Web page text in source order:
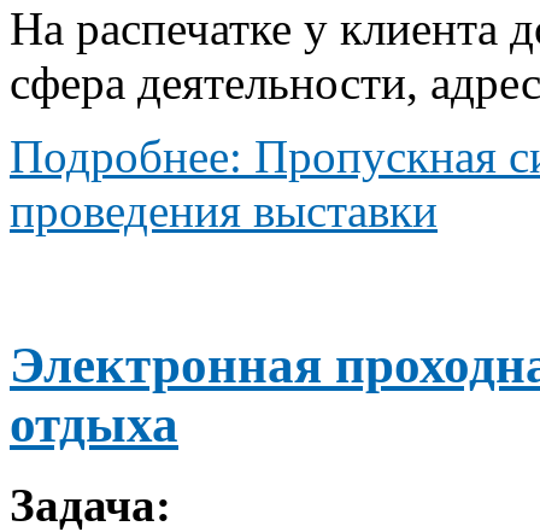
На распечатке у
сфера деятельности,
Подробнее: Пропускная
проведения выставки
Электронная
отдыха
Задача: